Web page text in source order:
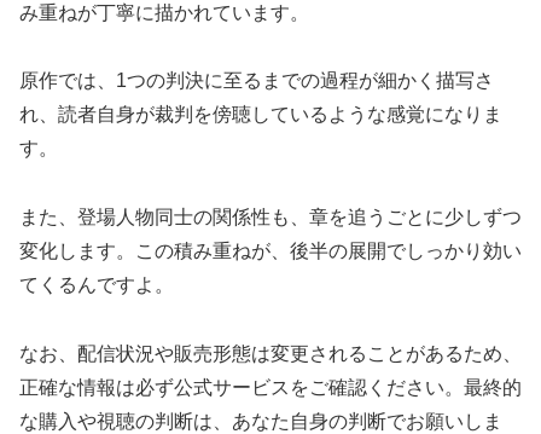
み重ねが丁寧に描かれています。
原作では、1つの判決に至るまでの過程が細かく描写さ
れ、読者自身が裁判を傍聴しているような感覚になりま
す。
また、登場人物同士の関係性も、章を追うごとに少しずつ
変化します。この積み重ねが、後半の展開でしっかり効い
てくるんですよ。
なお、配信状況や販売形態は変更されることがあるため、
正確な情報は必ず公式サービスをご確認ください。最終的
な購入や視聴の判断は、あなた自身の判断でお願いしま